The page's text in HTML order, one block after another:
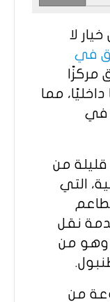
لا
في
مركزًا
مما
في
من
التي
نقل
وهو من
من